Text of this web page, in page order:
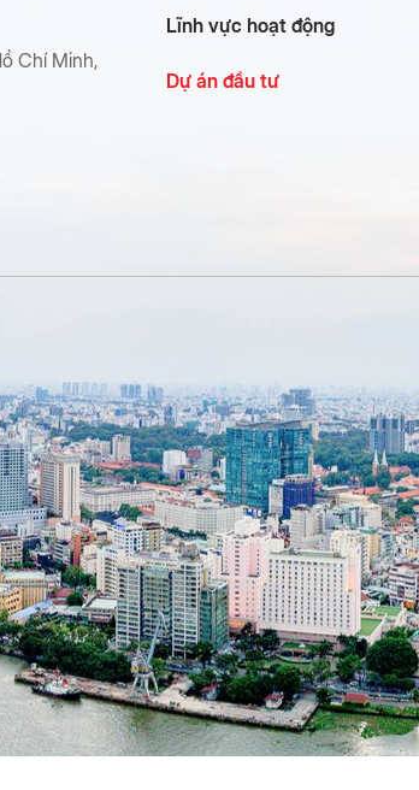
Chí Minh,
Lĩnh vực hoạt động
Dự án đầu tư